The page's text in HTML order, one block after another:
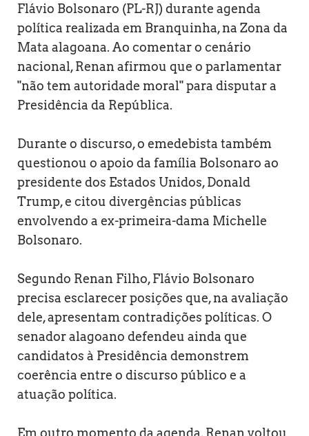
Flávio Bolsonaro (PL-RJ) durante agenda
política realizada em Branquinha, na Zona da
Mata alagoana. Ao comentar o cenário
nacional, Renan afirmou que o parlamentar
"não tem autoridade moral" para disputar a
Presidência da República.
Durante o discurso, o emedebista também
questionou o apoio da família Bolsonaro ao
presidente dos Estados Unidos, Donald
Trump, e citou divergências públicas
envolvendo a ex-primeira-dama Michelle
Bolsonaro.
Segundo Renan Filho, Flávio Bolsonaro
precisa esclarecer posições que, na avaliação
dele, apresentam contradições políticas. O
senador alagoano defendeu ainda que
candidatos à Presidência demonstrem
coerência entre o discurso público e a
atuação política.
Em outro momento da agenda, Renan voltou